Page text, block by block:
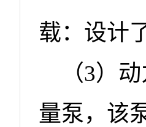
载：设计
（3）
量泵，该